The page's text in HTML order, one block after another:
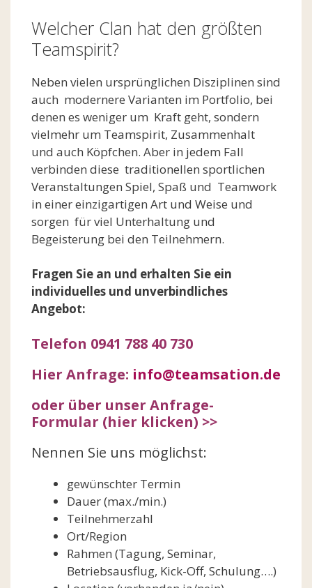
Welcher Clan hat den größten
Teamspirit?
Neben vielen ursprünglichen Disziplinen sind
auch modernere Varianten im Portfolio, bei
denen es weniger um Kraft geht, sondern
vielmehr um Teamspirit, Zusammenhalt
und auch Köpfchen. Aber in jedem Fall
verbinden diese traditionellen sportlichen
Veranstaltungen Spiel, Spaß und Teamwork
in einer einzigartigen Art und Weise und
sorgen für viel Unterhaltung und
Begeisterung bei den Teilnehmern.
Fragen Sie an und erhalten Sie ein
individuelles und unverbindliches
Angebot:
Telefon 0941 788 40 730
Hier Anfrage: info@teamsation.de
oder über unser Anfrage-
Formular (hier klicken) >>
Nennen Sie uns möglichst:
gewünschter Termin
Dauer (max./min.)
Teilnehmerzahl
Ort/Region
Rahmen (Tagung, Seminar,
Betriebsausflug, Kick-Off, Schulung….)